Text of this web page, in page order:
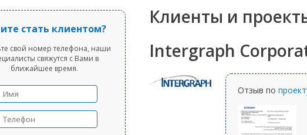
стать клиентом?
свой номер телефона, наши
свяжутся с Вами в
ближайшее время.
Клиенты и
Intergraph
Отзыв по